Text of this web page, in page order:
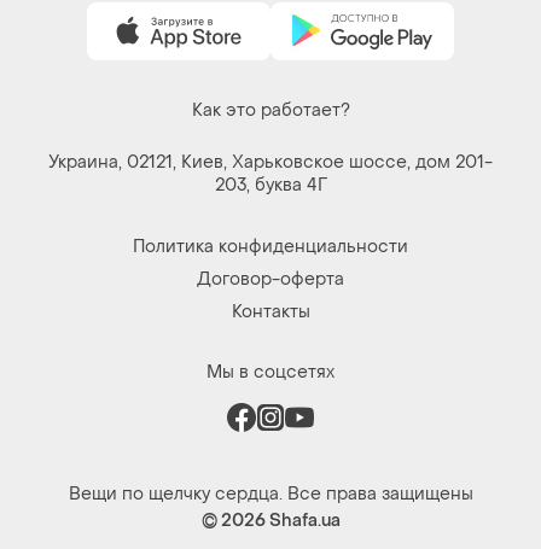
Как это работает?
Украина, 02121, Киев, Харьковское шоссе, дом 201-
203, буква 4Г
Политика конфиденциальности
Договор-оферта
Контакты
Мы в соцсетях
Вещи по щелчку сердца. Все права защищены
© 2026Shafa.ua